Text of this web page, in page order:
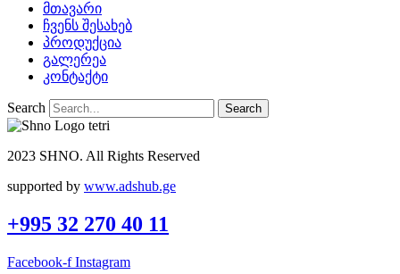
მთავარი
ჩვენს შესახებ
პროდუქცია
გალერეა
კონტაქტი
Search Search
2023 SHNO. All Rights Reserved
supported by www.adshub.ge
+995 32 270 40 11
Facebook-f Instagram